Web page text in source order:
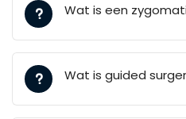
Wat is een
Wat is guided